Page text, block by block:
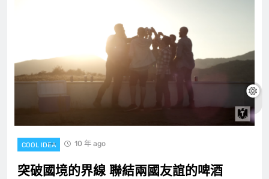
COOL IDEA 10 年 ago
突破國境的界線 聯結兩國友誼的啤酒